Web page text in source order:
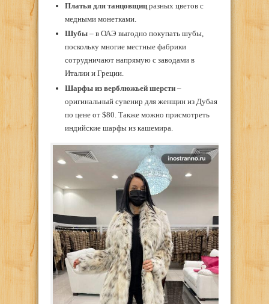
Платья для танцовщиц разных цветов с
медными монетками.
Шубы– в ОАЭ выгодно покупать шубы,
поскольку многие местные фабрики
сотрудничают напрямую с заводами в
Италии и Греции.
Шарфы из верблюжьей шерсти –
оригинальный сувенир для женщин из Дубая
по цене от $80. Также можно присмотреть
индийские шарфы из кашемира.